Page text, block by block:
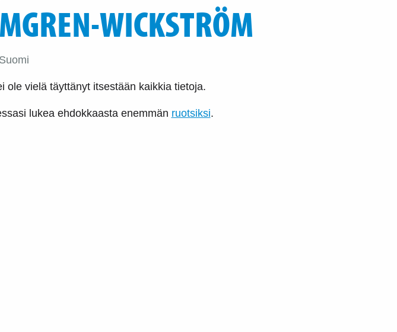
WICKSTRÖM
ole vielä täyttänyt itsestään kaikkia tietoja.
lukea ehdokkaasta enemmän ruotsiksi.